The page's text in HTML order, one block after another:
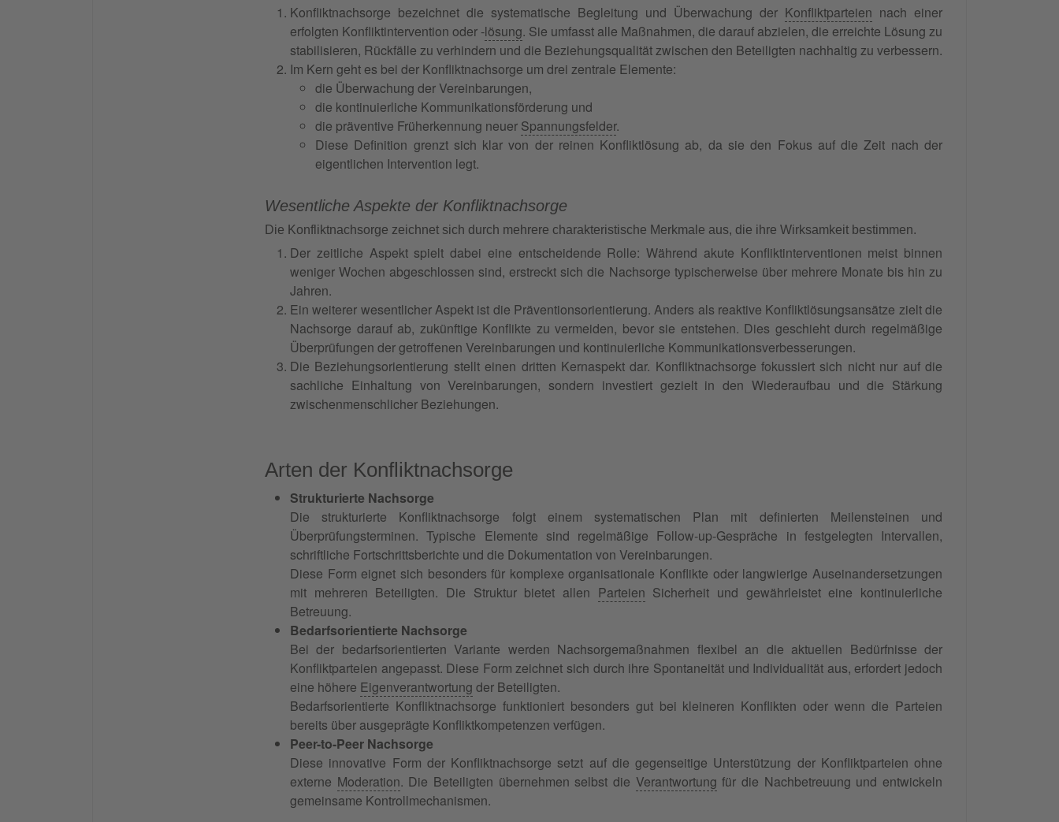
Konfliktnachsorge bezeichnet die systematische Begleitung und Überwachung der Konfliktparteien nach einer
erfolgten Konfliktintervention oder -lösung. Sie umfasst alle Maßnahmen, die darauf abzielen, die erreichte Lösung zu
stabilisieren, Rückfälle zu verhindern und die Beziehungsqualität zwischen den Beteiligten nachhaltig zu verbessern.
Im Kern geht es bei der Konfliktnachsorge um drei zentrale Elemente:
die Überwachung der Vereinbarungen,
die kontinuierliche Kommunikationsförderung und
die präventive Früherkennung neuer Spannungsfelder.
Diese Definition grenzt sich klar von der reinen Konfliktlösung ab, da sie den Fokus auf die Zeit nach der
eigentlichen Intervention legt.
Wesentliche Aspekte der Konfliktnachsorge
Die Konfliktnachsorge zeichnet sich durch mehrere charakteristische Merkmale aus, die ihre Wirksamkeit bestimmen.
Der zeitliche Aspekt spielt dabei eine entscheidende Rolle: Während akute Konfliktinterventionen meist binnen
weniger Wochen abgeschlossen sind, erstreckt sich die Nachsorge typischerweise über mehrere Monate bis hin zu
Jahren.
Ein weiterer wesentlicher Aspekt ist die Präventionsorientierung. Anders als reaktive Konfliktlösungsansätze zielt die
Nachsorge darauf ab, zukünftige Konflikte zu vermeiden, bevor sie entstehen. Dies geschieht durch regelmäßige
Überprüfungen der getroffenen Vereinbarungen und kontinuierliche Kommunikationsverbesserungen.
Die Beziehungsorientierung stellt einen dritten Kernaspekt dar. Konfliktnachsorge fokussiert sich nicht nur auf die
sachliche Einhaltung von Vereinbarungen, sondern investiert gezielt in den Wiederaufbau und die Stärkung
zwischenmenschlicher Beziehungen.
Arten der Konfliktnachsorge
Strukturierte Nachsorge
Die strukturierte Konfliktnachsorge folgt einem systematischen Plan mit definierten Meilensteinen und
Überprüfungsterminen. Typische Elemente sind regelmäßige Follow-up-Gespräche in festgelegten Intervallen,
schriftliche Fortschrittsberichte und die Dokumentation von Vereinbarungen.
Diese Form eignet sich besonders für komplexe organisationale Konflikte oder langwierige Auseinandersetzungen
mit mehreren Beteiligten. Die Struktur bietet allen Parteien Sicherheit und gewährleistet eine kontinuierliche
Betreuung.
Bedarfsorientierte Nachsorge
Bei der bedarfsorientierten Variante werden Nachsorgemaßnahmen flexibel an die aktuellen Bedürfnisse der
Konfliktparteien angepasst. Diese Form zeichnet sich durch ihre Spontaneität und Individualität aus, erfordert jedoch
eine höhere Eigenverantwortung der Beteiligten.
Bedarfsorientierte Konfliktnachsorge funktioniert besonders gut bei kleineren Konflikten oder wenn die Parteien
bereits über ausgeprägte Konfliktkompetenzen verfügen.
Peer-to-Peer Nachsorge
Diese innovative Form der Konfliktnachsorge setzt auf die gegenseitige Unterstützung der Konfliktparteien ohne
externe Moderation. Die Beteiligten übernehmen selbst die Verantwortung für die Nachbetreuung und entwickeln
gemeinsame Kontrollmechanismen.